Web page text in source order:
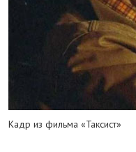
Кадр из фильма «Таксист»